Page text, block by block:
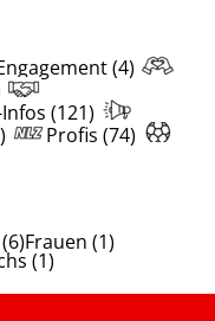
(4)
(121)
Profis (74)
Frauen (1)
(1)